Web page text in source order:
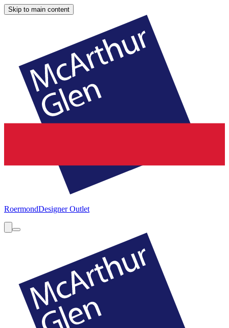
Skip to main content
RoermondDesigner Outlet